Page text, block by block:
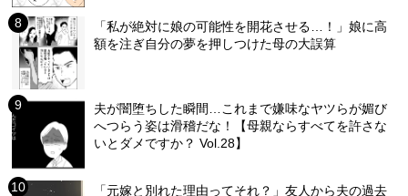
「私が絶対に娘の可能性を開花させる…！」娘に高
額を注ぎ自分の夢を押しつけた母の大誤算
夫が闇堕ちした瞬間…これまで嫌味なヤツらが媚び
へつらう姿は滑稽だな！【母親ならすべてを許さな
いとダメですか？ Vol.28】
「元嫁と別れた理由ってそれ？」友人から夫の過去